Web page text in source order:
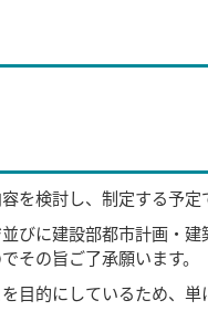
を検討し、制定する予定
びに建設部都市計画・建
その旨ご了承願います。
目的にしているため、